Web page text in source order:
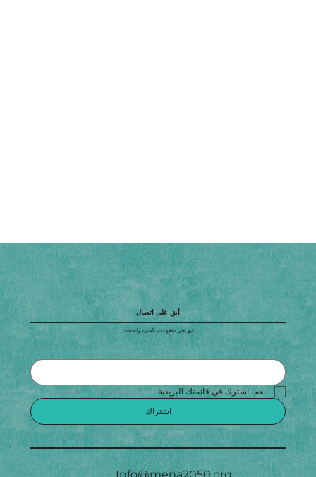
أبق على اتصال
ابقَ على اطلاع دائم بأخبارنا وأنشطتنا.
نعم، اشترك في قائمتك البريدية.
اشتراك